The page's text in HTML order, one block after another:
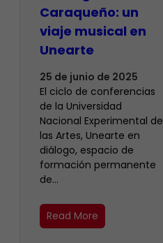
Caraqueño: un
viaje musical en
Unearte
25 de junio de 2025
El ciclo de conferencias
de la Universidad
Nacional Experimental de
las Artes, Unearte en
diálogo, espacio de
formación permanente
de…
Read More